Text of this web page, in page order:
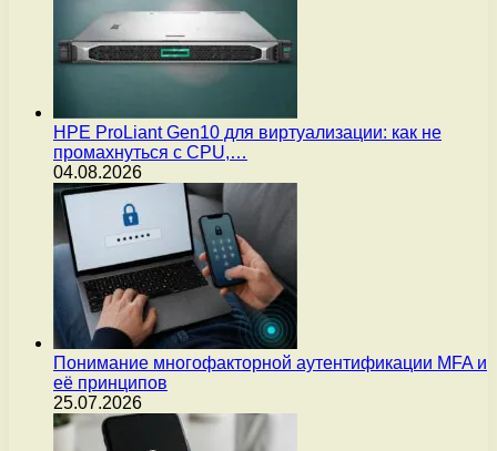
HPE ProLiant Gen10 для виртуализации: как не
промахнуться с CPU,…
04.08.2026
Понимание многофакторной аутентификации MFA и
её принципов
25.07.2026